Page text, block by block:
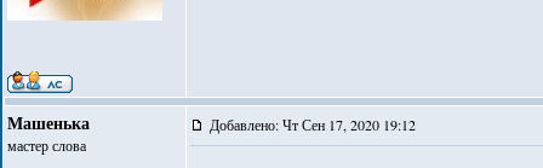
Машенька
мастер слова
Добавлено: Чт Сен 17, 2020 19:12